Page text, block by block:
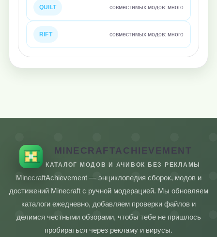
QUILT совместимых модов: много
RIFT совместимых модов: много
MINECRAFTACHIEVEMENT
КАТАЛОГ МОДОВ И АЧИВОК БЕЗ РЕКЛАМЫ
MinecraftAchievement — энциклопедия сборок, модов и
достижений Minecraft с ручной модерацией. Мы обновляем
каталоги ежедневно, добавляем проверки файлов и
делимся честными обзорами, чтобы тебе не пришлось
пробираться через рекламу и вирусы.